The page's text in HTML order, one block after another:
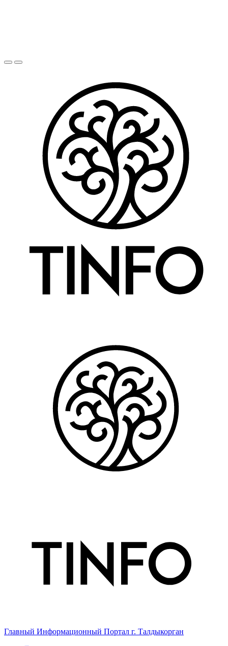
Главный Информационный Портал г. Талдыкорган